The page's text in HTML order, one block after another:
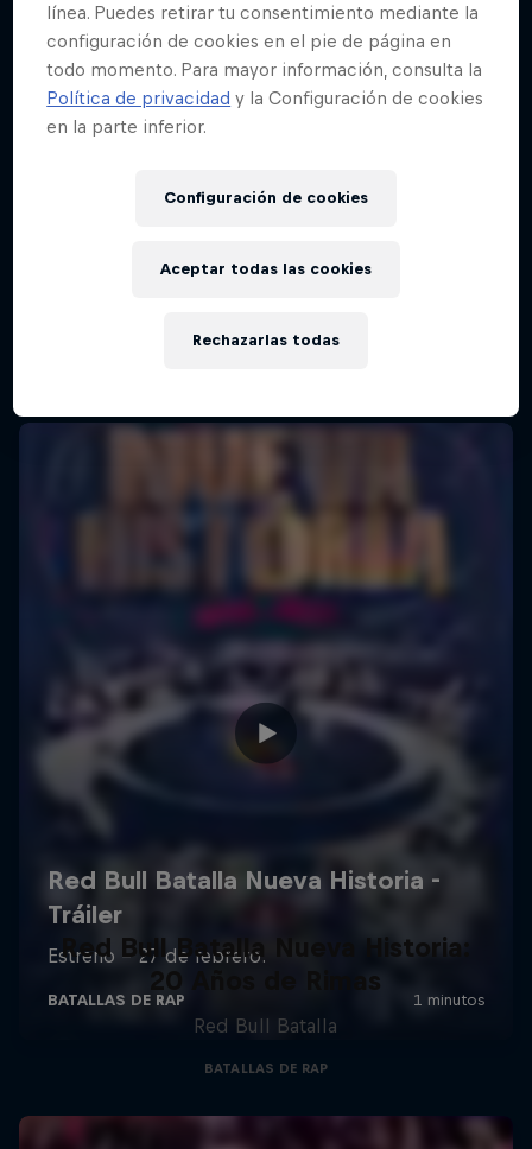
Lima, Peru
Red Bull Batalla Nueva Historia:
20 Años de Rimas
Red Bull Batalla
BATALLAS DE RAP
línea. Puedes retirar tu consentimiento mediante la
configuración de cookies en el pie de página en
todo momento. Para mayor información, consulta la
Política de privacidad y la Configuración de cookies
en la parte inferior.
Configuración de cookies
Rechazarlas todas
Aceptar todas las cookies